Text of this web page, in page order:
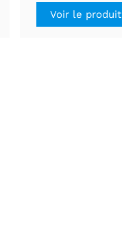
Voir le produit